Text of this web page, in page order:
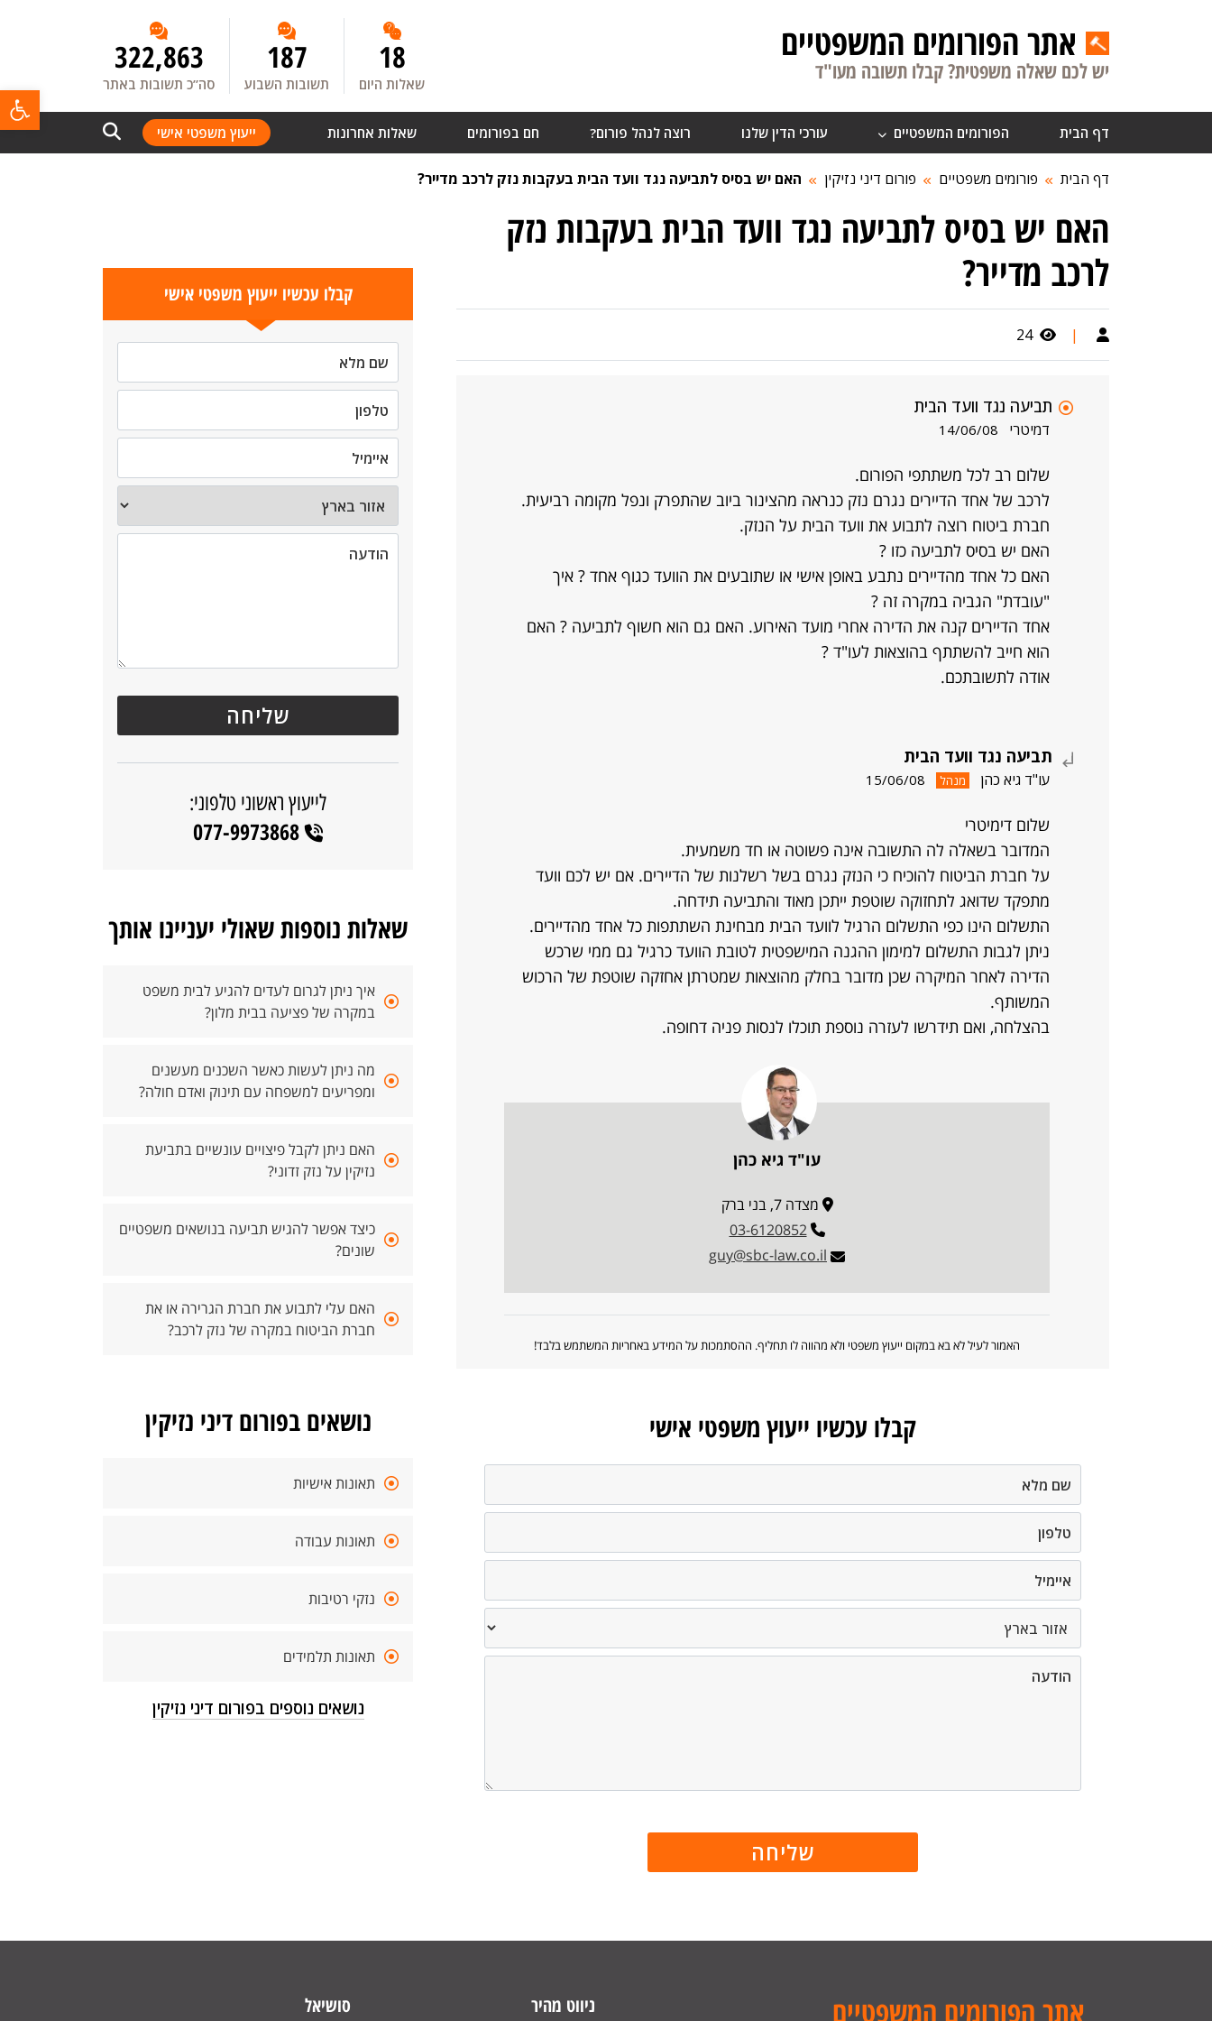
אתר הפורומים המשפטיים
יש לכם שאלה משפטית? קבלו תשובה מעו"ד 18
שאלות היום
187
תשובות השבוע
322,863
סה”כ תשובות באתר
דף הבית הפורומים המשפטיים עורכי הדין שלנו רוצה לנהל פורום? חם בפורומים שאלות אחרונות ייעוץ משפטי אישי
דף הבית פורומים משפטיים פורום דיני נזיקין האם יש בסיס לתביעה נגד וועד הבית בעקבות נזק לרכב מדייר?
האם יש בסיס לתביעה נגד וועד הבית בעקבות נזק
לרכב מדייר?
|
24
תביעה נגד וועד הבית
דמיטרי 14/06/08
שלום רב לכל משתתפי הפורום.
לרכב של אחד הדיירים נגרם נזק כנראה מהצינור ביוב שהתפרק ונפל מקומה רביעית.
חברת ביטוח רוצה לתבוע את וועד הבית על הנזק.
האם יש בסיס לתביעה כזו ?
האם כל אחד מהדיירים נתבע באופן אישי או שתובעים את הוועד כגוף אחד ? איך
"עובדת" הגביה במקרה זה ?
אחד הדיירים קנה את הדירה אחרי מועד האירוע. האם גם הוא חשוף לתביעה ? האם
הוא חייב להשתתף בהוצאות לעו"ד ?
אודה לתשובתכם.
תביעה נגד וועד הבית
עו"ד גיא כהן מנהל 15/06/08
שלום דימיטרי
המדובר בשאלה לה התשובה אינה פשוטה או חד משמעית.
על חברת הביטוח להוכיח כי הנזק נגרם בשל רשלנות של הדיירים. אם יש לכם וועד
מתפקד שדואג לתחזוקה שוטפת ייתכן מאוד והתביעה תידחה.
התשלום הינו כפי התשלום הרגיל לוועד הבית מבחינת השתתפות כל אחד מהדיירים.
ניתן לגבות התשלום למימון ההגנה המישפטית לטובת הוועד כרגיל גם ממי שרכש
הדירה לאחר המיקרה שכן מדובר בחלק מהוצאות שמטרתן אחזקה שוטפת של הרכוש
המשותף.
בהצלחה, ואם תידרשו לעזרה נוספת תוכלו לנסות פניה דחופה.
עו"ד גיא כהן
מצדה 7, בני ברק
03-6120852
guy@sbc-law.co.il
האמור לעיל לא בא במקום ייעוץ משפטי ולא מהווה לו תחליף. ההסתמכות על המידע באחריות המשתמש בלבד!
קבלו עכשיו ייעוץ משפטי אישי
קבלו עכשיו ייעוץ משפטי אישי
לייעוץ ראשוני טלפוני:
077-9973868
שאלות נוספות שאולי יעניינו אותך
איך ניתן לגרום לעדים להגיע לבית משפט
במקרה של פציעה בבית מלון?
מה ניתן לעשות כאשר השכנים מעשנים
ומפריעים למשפחה עם תינוק ואדם חולה?
האם ניתן לקבל פיצויים עונשיים בתביעת
נזיקין על נזק זדוני?
כיצד אפשר להגיש תביעה בנושאים משפטיים
שונים?
האם עלי לתבוע את חברת הגרירה או את
חברת הביטוח במקרה של נזק לרכב?
נושאים בפורום דיני נזיקין
תאונות אישיות
תאונות עבודה
נזקי רטיבות
תאונות תלמידים
נושאים נוספים בפורום דיני נזיקין
אתר הפורומים המשפטיים ניווט מהיר סושיאל